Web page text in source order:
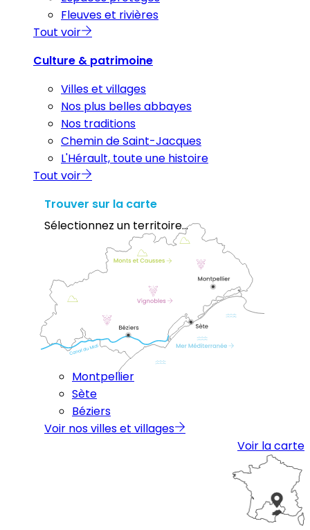
Fleuves et rivières
Tout voir
Culture & patrimoine
Villes et villages
Nos plus belles abbayes
Nos traditions
Chemin de Saint-Jacques
L'Hérault, toute une histoire
Tout voir
Trouver sur la carte
Sélectionnez un territoire...
Montpellier
Sète
Béziers
Voir nos villes et villages
Voir la carte